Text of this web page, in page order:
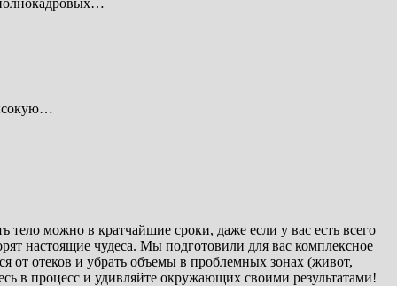
можно в кратчайшие сроки, даже если у вас есть всего
настоящие чудеса. Мы подготовили для вас комплексное
от отеков и убрать объемы в проблемных зонах (живот,
в процесс и удивляйте окружающих своими результатами!